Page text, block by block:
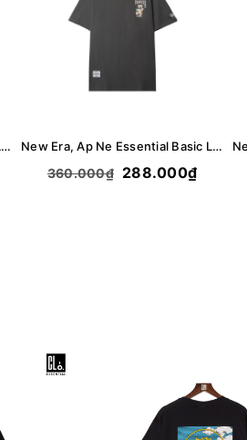
New Era, Ap Ne Essential Basic Logo Bear T-Shirt - Cream New Era, Ap Ne Essential Basic Logo Bear T-Shirt - Gray
360.000₫ 288.000₫